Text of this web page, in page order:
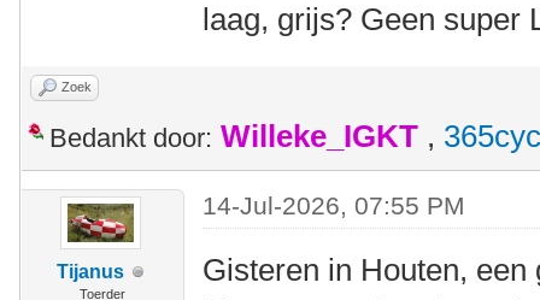
laag, grijs? Geen super
Zoek
Bedankt door: Willeke_IGKT ,
Tijanus
Toerder
14-Jul-2026, 07:55 PM
Gisteren in Houten,